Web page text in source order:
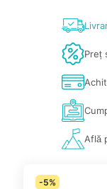
Preț
Află
-5%